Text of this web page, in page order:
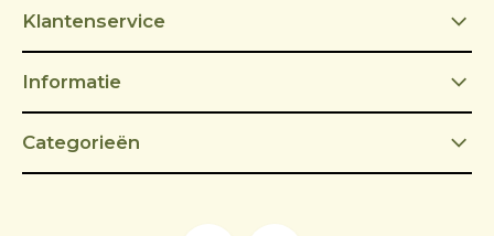
Klantenservice
Informatie
Categorieën